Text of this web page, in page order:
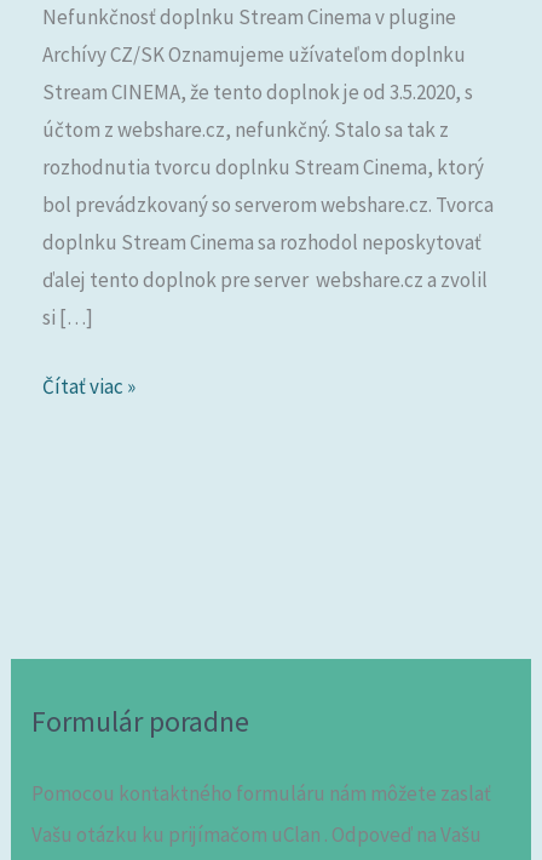
Nefunkčnosť doplnku Stream Cinema v plugine
Archívy CZ/SK Oznamujeme užívateľom doplnku
Stream CINEMA, že tento doplnok je od 3.5.2020, s
účtom z webshare.cz, nefunkčný. Stalo sa tak z
rozhodnutia tvorcu doplnku Stream Cinema, ktorý
bol prevádzkovaný so serverom webshare.cz. Tvorca
doplnku Stream Cinema sa rozhodol neposkytovať
ďalej tento doplnok pre server webshare.cz a zvolil
si […]
Archívy
CZ/SK
Čítať viac »
Formulár poradne
Pomocou kontaktného formuláru nám môžete zaslať
Vašu otázku ku prijímačom uClan . Odpoveď na Vašu